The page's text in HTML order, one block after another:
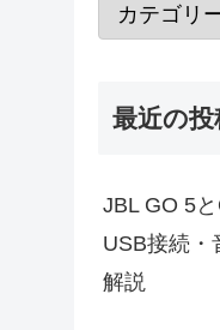
最近の投
JBL GO 5
USB接続・
解説